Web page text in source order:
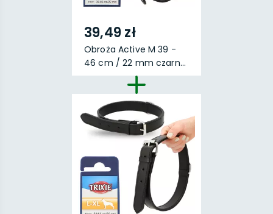
39,49 zł
Obroża Active M 39 -
46 cm / 22 mm czarn...